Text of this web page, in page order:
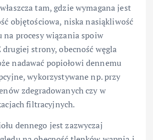
tam, gdzie wymagana jest
objętościowa, niska nasiąkliwość
na procesy wiązania spoiw
drugiej strony, obecność węgla
nadawać popiołowi dennemu
wykorzystywane np. przy
zdegradowanych czy w
filtracyjnych.
dennego jest zazwyczaj